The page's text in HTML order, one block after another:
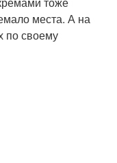
места. А на
по своему